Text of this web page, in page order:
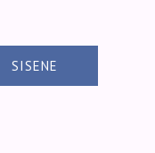
SISENE